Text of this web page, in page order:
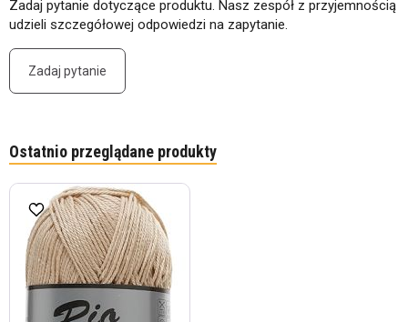
Zadaj pytanie dotyczące produktu. Nasz zespół z przyjemnością
udzieli szczegółowej odpowiedzi na zapytanie.
Zadaj pytanie
Ostatnio przeglądane produkty